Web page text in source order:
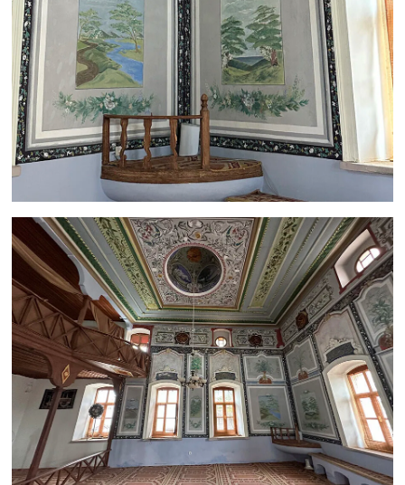
Nevşehir Müftülüğü
Niğde Müftülüğü
Ordu Müftülüğü
Osmaniye Müftülüğü
Rize Müftülüğü
Sakarya Müftülüğü
Samsun Müftülüğü
Siirt Müftülüğü
Sinop Müftülüğü
Sivas Müftülüğü